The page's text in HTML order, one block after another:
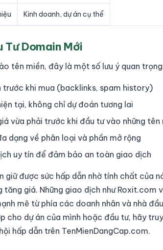
Kinh doanh, dự án cụ thể
Tư Domain Mới
tên miền, đây là một số lưu ý quan
trước khi mua (backlinks, spam history)
tại, không chỉ dự đoán tương lai
vừa phải trước khi đầu tư vào những tên
dạng về phân loại và phần mở rộng
uy tín để đảm bảo an toàn giao dịch
giữ được sức hấp dẫn nhờ tính chất của
giá. Những giao dịch như Roxit.com
mẽ từ phía các doanh nhân và nhà
cho dự án của mình hoặc đầu tư, hãy
hấp dẫn trên TenMienDangCap.com.